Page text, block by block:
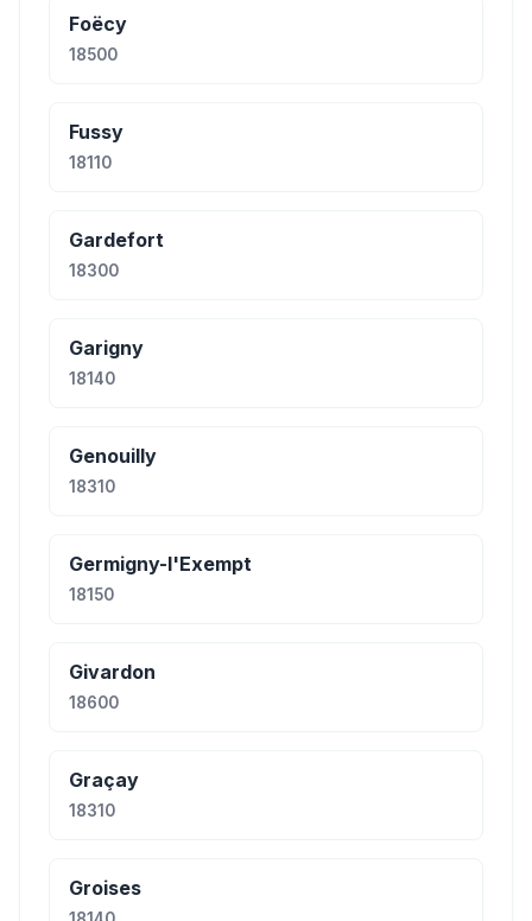
Foëcy
18500
Fussy
18110
Gardefort
18300
Garigny
18140
Genouilly
18310
Germigny-l'Exempt
18150
Givardon
18600
Graçay
18310
Groises